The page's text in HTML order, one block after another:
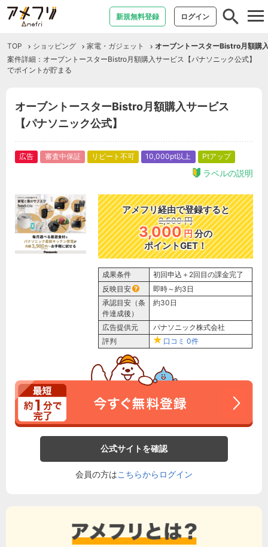
新規無料登録 ログイン
TOP ショッピング 家電・ガジェット
オーブントースターBistro月額購
案件詳細：オーブントースターBistro月額購入サービス【パナソニック公式】
でポイントが貯まる
オーブントースターBistro月額購入サービス
【パナソニック公式】
広告 審査中保証 リピート不可 10,000pt以上 Ptアップ
ラベルの説明
アメフリ経由で登録すると
2,500 円
3,000円分の
ポイントGET！
成果条件
初回申込＋2回目の課金完了
反映目安
即時～約3日
承認目安（条
件達成後）
約30日
広告提供元
パナソニック株式会社
評判
口コミ 0件
公式サイトを確認
会員の方はこちらからログイン